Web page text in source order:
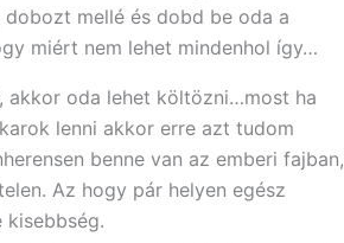
mellé és dobd be oda a
miért nem lehet mindenhol így…
akkor oda lehet költözni…most ha
lenni akkor erre azt tudom
benne van az emberi fajban,
Az hogy pár helyen egész
kisebbség.